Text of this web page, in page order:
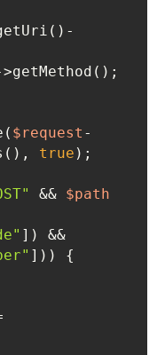
$request -
true
&& $path
]) &&